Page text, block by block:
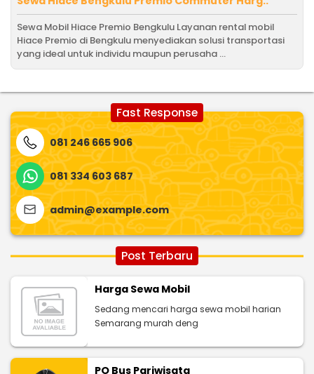
Sewa Mobil Hiace Premio Bengkulu Layanan rental mobil
Hiace Premio di Bengkulu menyediakan solusi transportasi
yang ideal untuk individu maupun perusaha ...
Fast Response
081 246 665 906
081 334 603 687
admin@example.com
Post Terbaru
Harga Sewa Mobil
Sedang mencari harga sewa mobil harian
Semarang murah deng
PO Bus Pariwisata